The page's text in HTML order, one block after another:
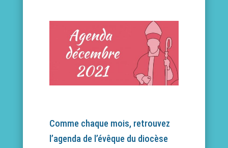
Comme chaque mois, retrouvez
l’agenda de l’évêque du diocèse